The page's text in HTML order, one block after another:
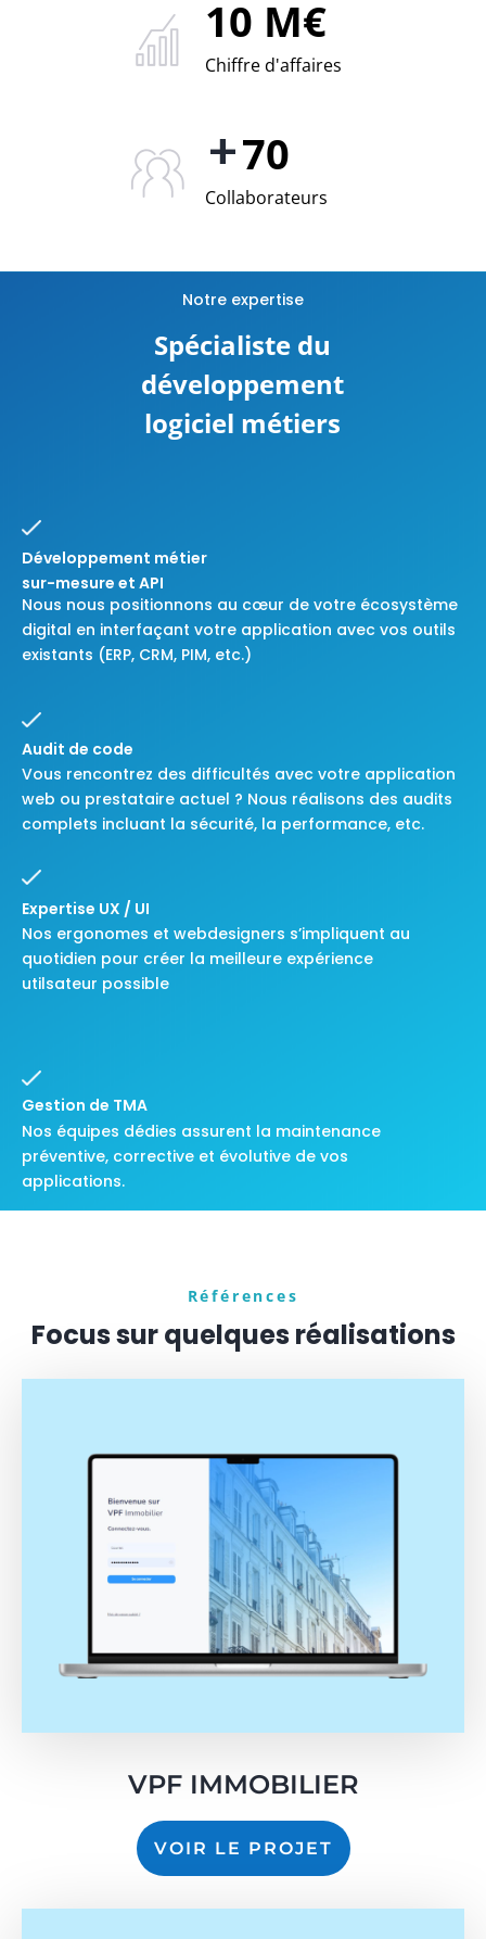
10 M€
Chiffre d'affaires
70
Collaborateurs
Notre expertise
Spécialiste du
développement
logiciel métiers
Développement métier
sur-mesure et API
Nous nous positionnons au cœur de votre écosystème
digital en interfaçant votre application avec vos outils
existants (ERP, CRM, PIM, etc.)
Audit de code
Vous rencontrez des difficultés avec votre application
web ou prestataire actuel ? Nous réalisons des audits
complets incluant la sécurité, la performance, etc.
Expertise UX / UI
Nos ergonomes et webdesigners s’impliquent au
quotidien pour créer la meilleure expérience
utilsateur possible
Gestion de TMA
Nos équipes dédies assurent la maintenance
préventive, corrective et évolutive de vos
applications.
Références
Focus sur quelques réalisations
VPF IMMOBILIER
VOIR LE PROJET